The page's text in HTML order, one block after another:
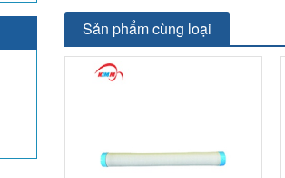
Sản phẩm cùng loại